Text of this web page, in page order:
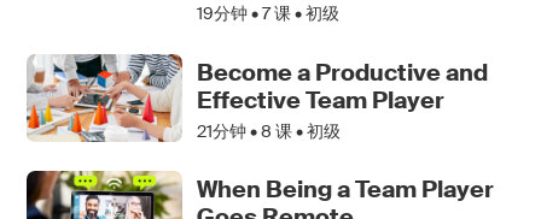
19分钟 •7课 • 初级
Become a Productive and
Effective Team Player
21分钟 •8 课 • 初级
When Being a Team Player